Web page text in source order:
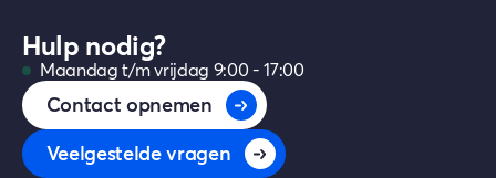
Hulp nodig?
Maandag t/m vrijdag 9:00 - 17:00
Contact opnemen
Veelgestelde vragen